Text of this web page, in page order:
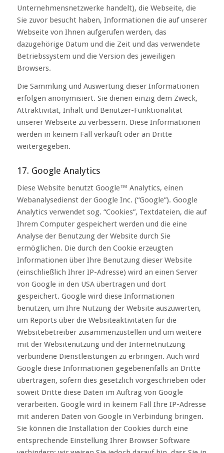
Unternehmensnetzwerke handelt), die Webseite, die
Sie zuvor besucht haben, Informationen die auf unserer
Webseite von Ihnen aufgerufen werden, das
dazugehörige Datum und die Zeit und das verwendete
Betriebssystem und die Version des jeweiligen
Browsers.
Die Sammlung und Auswertung dieser Informationen
erfolgen anonymisiert. Sie dienen einzig dem Zweck,
Attraktivität, Inhalt und Benutzer-Funktionalität
unserer Webseite zu verbessern. Diese Informationen
werden in keinem Fall verkauft oder an Dritte
weitergegeben.
17. Google Analytics
Diese Website benutzt Google™ Analytics, einen
Webanalysedienst der Google Inc. (“Google”). Google
Analytics verwendet sog. “Cookies”, Textdateien, die auf
Ihrem Computer gespeichert werden und die eine
Analyse der Benutzung der Website durch Sie
ermöglichen. Die durch den Cookie erzeugten
Informationen über Ihre Benutzung dieser Website
(einschließlich Ihrer IP-Adresse) wird an einen Server
von Google in den USA übertragen und dort
gespeichert. Google wird diese Informationen
benutzen, um Ihre Nutzung der Website auszuwerten,
um Reports über die Websiteaktivitäten für die
Websitebetreiber zusammenzustellen und um weitere
mit der Websitenutzung und der Internetnutzung
verbundene Dienstleistungen zu erbringen. Auch wird
Google diese Informationen gegebenenfalls an Dritte
übertragen, sofern dies gesetzlich vorgeschrieben oder
soweit Dritte diese Daten im Auftrag von Google
verarbeiten. Google wird in keinem Fall Ihre IP-Adresse
mit anderen Daten von Google in Verbindung bringen.
Sie können die Installation der Cookies durch eine
entsprechende Einstellung Ihrer Browser Software